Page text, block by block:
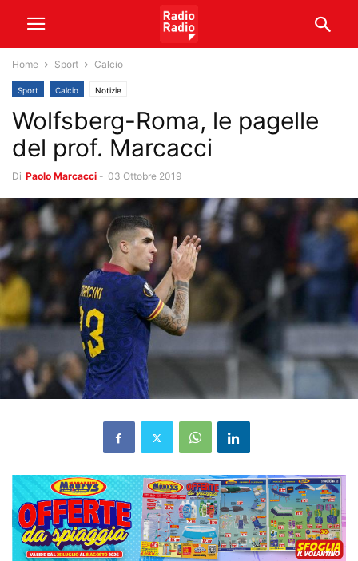
Home Sport Calcio
Sport Calcio Notizie
Wolfsberg-Roma, le pagelle
del prof. Marcacci
Di Paolo Marcacci - 03 Ottobre 2019